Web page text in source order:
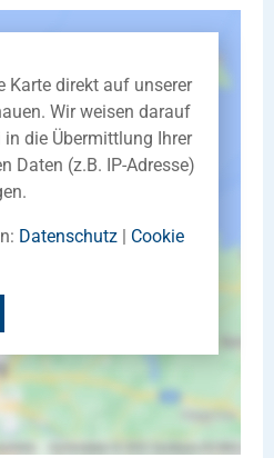
Karte direkt auf unserer
Wir weisen darauf
in die Übermittlung Ihrer
Daten (z.B. IP-Adresse)
Datenschutz | Cookie